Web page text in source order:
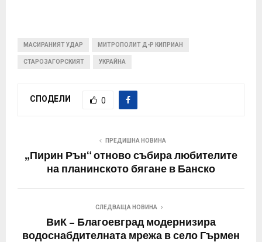
МАСИРАНИЯТ УДАР МИТРОПОЛИТ Д-Р КИПРИАН
СТАРОЗАГОРСКИЯТ УКРАЙНА
СПОДЕЛИ 0
ПРЕДИШНА НОВИНА
„Пирин Рън“ отново събира любителите
на планинското бягане в Банско
СЛЕДВАЩА НОВИНА
ВиК – Благоевград модернизира
водоснабдителната мрежа в село Гърмен